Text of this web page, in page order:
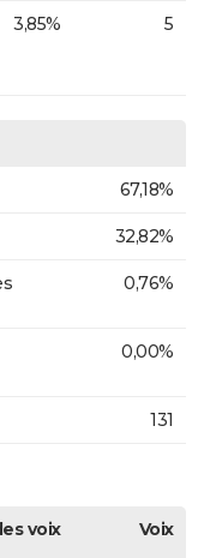
3,85% 5
67,18%
32,82%
0,76%
0,00%
131
voix Voix